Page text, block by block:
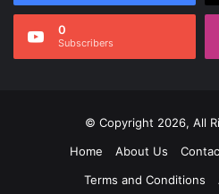
0
Subscribers
© Copyright 2026, All
Home
About Us
Terms and Conditions